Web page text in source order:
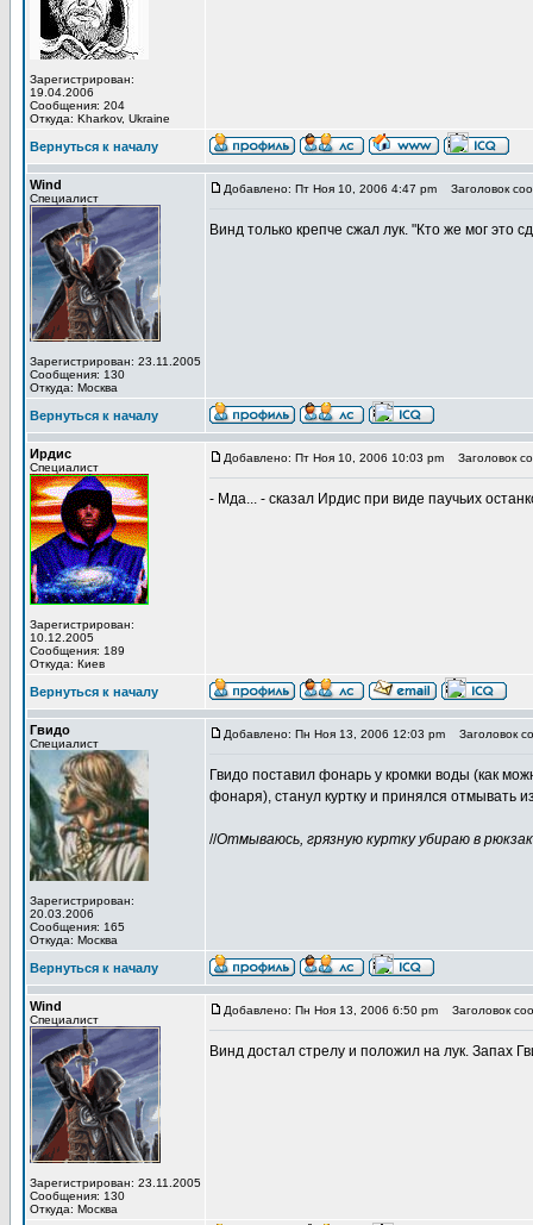
Зарегистрирован:
19.04.2006
Сообщения: 204
Откуда: Kharkov, Ukraine
Вернуться к началу
Wind
Специалист
Зарегистрирован: 23.11.2005
Сообщения: 130
Откуда: Москва
Добавлено: Пт Ноя 10, 2006 4:47 pm Заголовок
Винд только крепче сжал лук. "Кто же мог это
Вернуться к началу
Ирдис
Специалист
Зарегистрирован:
10.12.2005
Сообщения: 189
Откуда: Киев
Добавлено: Пт Ноя 10, 2006 10:03 pm Заголовок
- Мда... - сказал Ирдис при виде паучьих
Вернуться к началу
Гвидо
Специалист
Зарегистрирован:
20.03.2006
Сообщения: 165
Откуда: Москва
Добавлено: Пн Ноя 13, 2006 12:03 pm Заголовок
Гвидо поставил фонарь у кромки воды (как
фонаря), станул куртку и принялся отмывать
//Отмываюсь, грязную куртку убираю в
Вернуться к началу
Wind
Специалист
Зарегистрирован: 23.11.2005
Сообщения: 130
Откуда: Москва
Добавлено: Пн Ноя 13, 2006 6:50 pm Заголовок
Винд достал стрелу и положил на лук. Запах